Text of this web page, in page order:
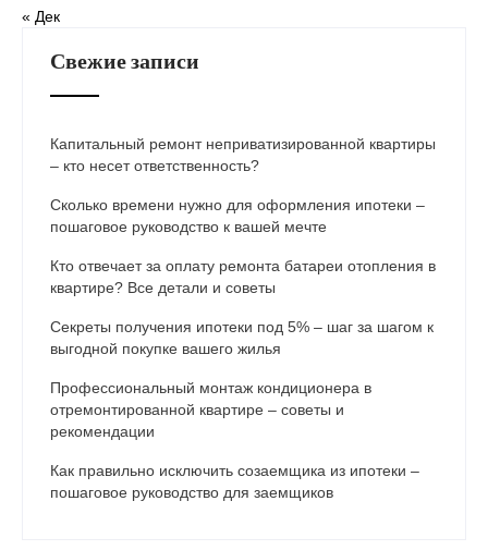
« Дек
Свежие записи
Капитальный ремонт неприватизированной квартиры
– кто несет ответственность?
Сколько времени нужно для оформления ипотеки –
пошаговое руководство к вашей мечте
Кто отвечает за оплату ремонта батареи отопления в
квартире? Все детали и советы
Секреты получения ипотеки под 5% – шаг за шагом к
выгодной покупке вашего жилья
Профессиональный монтаж кондиционера в
отремонтированной квартире – советы и
рекомендации
Как правильно исключить созаемщика из ипотеки –
пошаговое руководство для заемщиков